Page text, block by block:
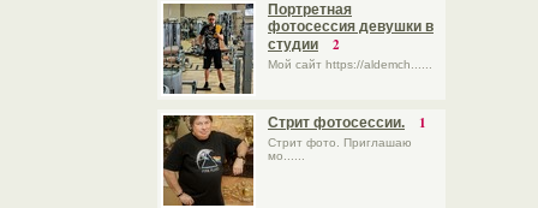
Портретная
фотосессия девушки в
студии
2
Мой сайт https://aldemch......
Стрит фотосессии. 1
Стрит фото. Приглашаю
мо......